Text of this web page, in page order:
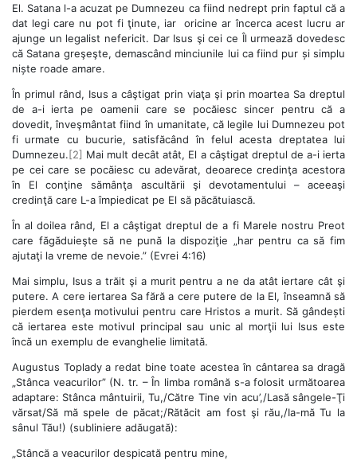
El. Satana l-a acuzat pe Dumnezeu ca fiind nedrept prin faptul că a
dat legi care nu pot fi ţinute, iar oricine ar încerca acest lucru ar
ajunge un legalist nefericit. Dar Isus şi cei ce Îl urmează dovedesc
că Satana greşeşte, demascând minciunile lui ca fiind pur și simplu
niște roade amare.
În primul rând, Isus a câştigat prin viaţa şi prin moartea Sa dreptul
de a-i ierta pe oamenii care se pocăiesc sincer pentru că a
dovedit, înveşmântat fiind în umanitate, că legile lui Dumnezeu pot
fi urmate cu bucurie, satisfăcând în felul acesta dreptatea lui
Dumnezeu.[2] Mai mult decât atât, El a câştigat dreptul de a-i ierta
pe cei care se pocăiesc cu adevărat, deoarece credinţa acestora
în El conţine sămânţa ascultării şi devotamentului – aceeaşi
credinţă care L-a împiedicat pe El să păcătuiască.
În al doilea rând, El a câştigat dreptul de a fi Marele nostru Preot
care făgăduieşte să ne pună la dispoziţie „har pentru ca să fim
ajutaţi la vreme de nevoie.” (Evrei 4:16)
Mai simplu, Isus a trăit şi a murit pentru a ne da atât iertare cât şi
putere. A cere iertarea Sa fără a cere putere de la El, înseamnă să
pierdem esenţa motivului pentru care Hristos a murit. Să gândești
că iertarea este motivul principal sau unic al morţii lui Isus este
încă un exemplu de evanghelie limitată.
Augustus Toplady a redat bine toate acestea în cântarea sa dragă
„Stânca veacurilor” (N. tr. – În limba română s-a folosit următoarea
adaptare: Stânca mântuirii, Tu,/Către Tine vin acu’,/Lasă sângele-Ţi
vărsat/Să mă spele de păcat;/Rătăcit am fost şi rău,/Ia-mă Tu la
sânul Tău!) (subliniere adăugată):
„Stâncă a veacurilor despicată pentru mine,